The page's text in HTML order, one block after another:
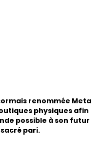
renommée Meta
physiques afin
possible à son futur
pari.